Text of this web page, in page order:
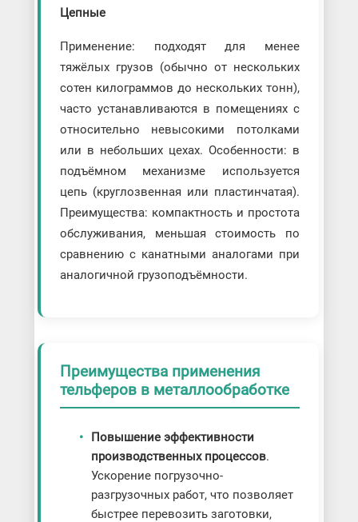
Цепные
Применение: подходят для менее
тяжёлых грузов (обычно от нескольких
сотен килограммов до нескольких тонн),
часто устанавливаются в помещениях с
относительно невысокими потолками
или в небольших цехах. Особенности: в
подъёмном механизме используется
цепь (круглозвенная или пластинчатая).
Преимущества: компактность и простота
обслуживания, меньшая стоимость по
сравнению с канатными аналогами при
аналогичной грузоподъёмности.
Преимущества применения
тельферов в металлообработке
Повышение эффективности
производственных процессов.
Ускорение погрузочно-
разгрузочных работ, что позволяет
быстрее перевозить заготовки,